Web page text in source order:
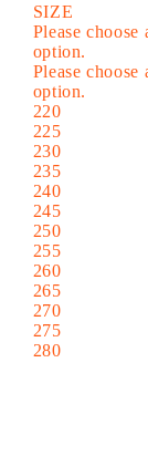
SIZE
Please choose
option.
Please choose
option.
220
225
230
235
240
245
250
255
260
265
270
275
280